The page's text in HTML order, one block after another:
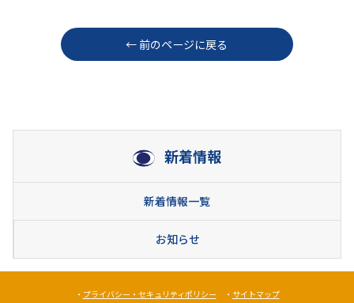
← 前のページに戻る
新着情報
新着情報一覧
お知らせ
・ プライバシー・セキュリティポリシー ・ サイトマップ